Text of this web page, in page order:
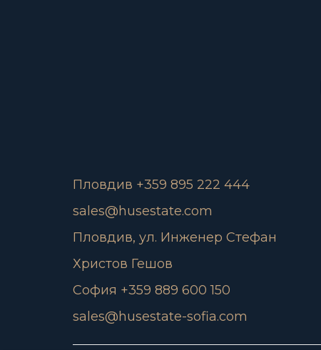
Пловдив +359 895 222 444
sales@husestate.com
Пловдив, ул. Инженер Стефан
Христов Гешов
София +359 889 600 150
sales@husestate-sofia.com